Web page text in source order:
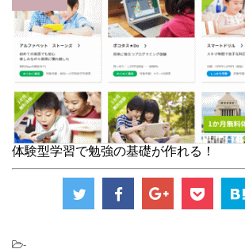
体験型学習で勉強の基礎が作れる！
-